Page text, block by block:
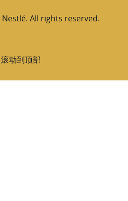
Nestlé. All rights reserved.
滚动到顶部